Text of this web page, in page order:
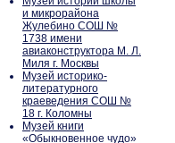
и микрорайона
Жулебино СОШ №
1738 имени
авиаконструктора М. Л.
Миля г. Москвы
Музей историко-
литературного
краеведения СОШ №
18 г. Коломны
Музей книги
«Обыкновенное чудо»